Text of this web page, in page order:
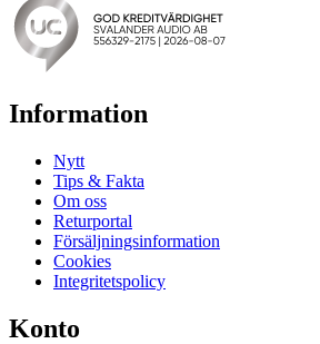
Information
Nytt
Tips & Fakta
Om oss
Returportal
Försäljningsinformation
Cookies
Integritetspolicy
Konto